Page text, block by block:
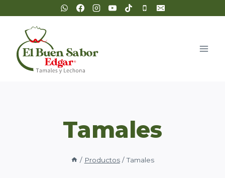
al
contenido
Tamales
/ Productos / Tamales